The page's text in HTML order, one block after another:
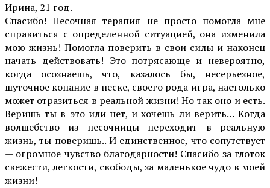
Ирина, 21 год.
Спасибо! Песочная терапия не просто помогла мне
справиться с определенной ситуацией, она изменила
мою жизнь! Помогла поверить в свои силы и наконец
начать действовать! Это потрясающе и невероятно,
когда осознаешь, что, казалось бы, несерьезное,
шуточное копание в песке, своего рода игра, настолько
может отразиться в реальной жизни! Но так оно и есть.
Веришь ты в это или нет, и хочешь ли верить… Когда
волшебство из песочницы переходит в реальную
жизнь, ты поверишь.. И единственное, что сопутствует
— огромное чувство благодарности! Спасибо за глоток
свежести, легкости, свободы, за маленькое чудо в моей
жизни!